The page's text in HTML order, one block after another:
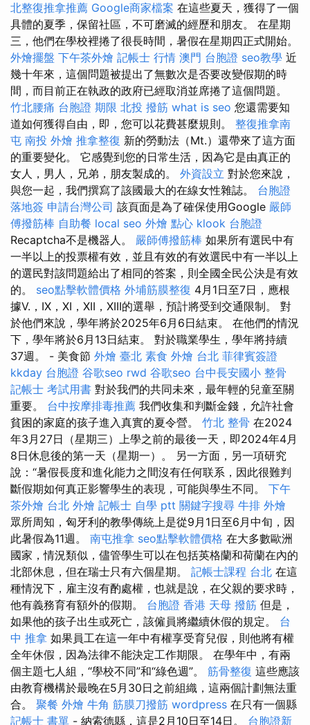
北整復推拿推薦 Google商家檔案 在這些夏天，獲得了一個
具體的夏季，保留社區，不可磨滅的經歷和朋友。 在星期
三，他們在學校裡捲了很長時間，暑假在星期四正式開始。
外燴擺盤 下午茶外燴 記帳士 行情 澳門 台胞證 seo教學 近
幾十年來，這個問題被提出了無數次是否要改變假期的時
間，而目前正在執政的政府已經取消並席捲了這個問題。
竹北腰痛 台胞證 期限 北投 撥筋 what is seo 您還需要知
道如何獲得自由，即，您可以花費甚麼規則。 整復推拿南
屯 南投 外燴 推拿整復 新的勞動法（Mt.）還帶來了這方面
的重要變化。 它感覺到您的日常生活，因為它是由真正的
女人，男人，兄弟，朋友製成的。 外資設立 對於您來說，
與您一起，我們撰寫了該國最大的在線女性雜誌。 台胞證
落地簽 申請台灣公司 該頁面是為了確保使用Google 嚴師
傅撥筋棒 自助餐 local seo 外燴 點心 klook 台胞證
Recaptcha不是機器人。 嚴師傅撥筋棒 如果所有選民中有
一半以上的投票權有效，並且有效的有效選民中有一半以上
的選民對該問題給出了相同的答案，則全國全民公決是有效
的。 seo點擊軟體價格 外埔筋膜整復 4月1日至7日，應根
據V.，IX，XI，XII，XIII的選舉，預計將受到交通限制。 對
於他們來說，學年將於2025年6月6日結束。 在他們的情況
下，學年將於6月13日結束。 對於職業學生，學年將持續
37週。 - 美食節 外燴 臺北 素食 外燴 台北 菲律賓簽證
kkday 台胞證 谷歌seo rwd 谷歌seo 台中長安國小 整骨
記帳士 考試用書 對於我們的共同未來，最年輕的兒童至關
重要。 台中按摩排毒推薦 我們收集和判斷金錢，允許社會
貧困的家庭的孩子進入真實的夏令營。 竹北 整骨 在2024
年3月27日（星期三）上學之前的最後一天，即2024年4月
8日休息後的第一天（星期一）。 另一方面，另一項研究
說：“暑假長度和進化能力之間沒有任何联系，因此很難判
斷假期如何真正影響學生的表現，可能與學生不同。 下午
茶外燴 台北 外燴 記帳士 自學 ptt 關鍵字搜尋 牛排 外燴
眾所周知，匈牙利的教學傳統上是從9月1日至6月中旬，因
此暑假為11週。 南屯推拿 seo點擊軟體價格 在大多數歐洲
國家，情況類似，儘管學生可以在包括英格蘭和荷蘭在內的
北部休息，但在瑞士只有六個星期。 記帳士課程 台北 在這
種情況下，雇主沒有酌處權，也就是說，在父親的要求時，
他有義務育有額外的假期。 台胞證 香港 天母 撥筋 但是，
如果他的孩子出生或死亡，該僱員將繼續休假的規定。 台
中 推拿 如果員工在這一年中有權享受育兒假，則他將有權
全年休假，因為法律不能決定工作期限。 在學年中，有兩
個主題七人組，“學校不同”和“綠色週”。 筋骨整復 這些應該
由教育機構於最晚在5月30日之前組織，這兩個計劃無法重
合。 聚餐 外燴 牛角 筋膜刀撥筋 wordpress 在只有一個縣
記帳士 書單 - 納索德縣，這是2月10日至14日。 台胞證新